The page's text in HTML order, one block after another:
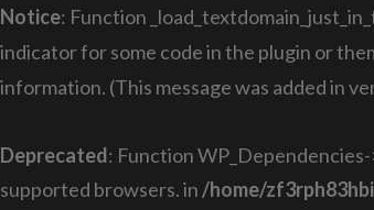
Notice: Function
indicator for some code in the plugin or
information. (This message was added in
Deprecated: Function
supported browsers. in /home/